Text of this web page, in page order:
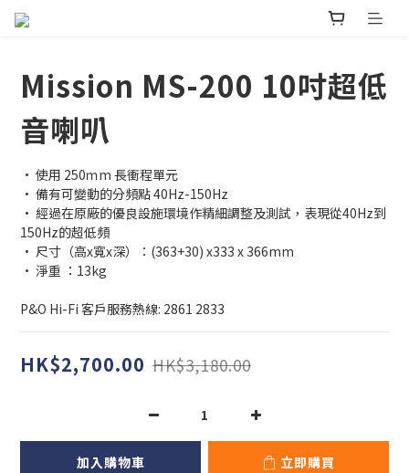
Mission MS-200 10吋超低
音喇叭
• 使用 250ｍm 長衝程單元
• 備有可變動的分頻點 40Hz-150Hz
• 經過在原廠的優良設施環境作精細調整及測試，表現從40Hz到
150Hz的超低頻
• 尺寸（高x寬x深）：(363+30) x333 x 366mm
• 淨重 ：13kg
P&O Hi-Fi 客戶服務熱線: 2861 2833
HK$2,700.00 HK$3,180.00
加入購物車 立即購買